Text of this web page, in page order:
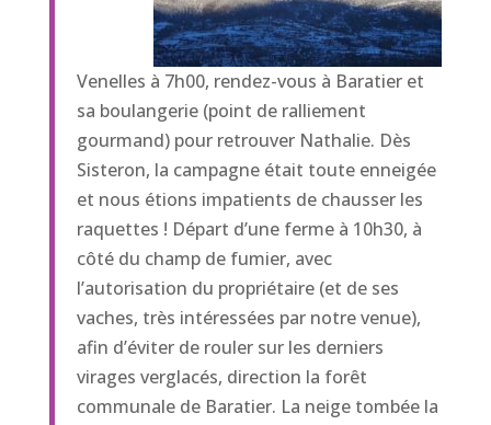
Venelles à 7h00, rendez-vous à Baratier et
sa boulangerie (point de ralliement
gourmand) pour retrouver Nathalie. Dès
Sisteron, la campagne était toute enneigée
et nous étions impatients de chausser les
raquettes ! Départ d’une ferme à 10h30, à
côté du champ de fumier, avec
l’autorisation du propriétaire (et de ses
vaches, très intéressées par notre venue),
afin d’éviter de rouler sur les derniers
virages verglacés, direction la forêt
communale de Baratier. La neige tombée la